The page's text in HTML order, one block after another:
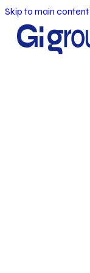
Skip to main content